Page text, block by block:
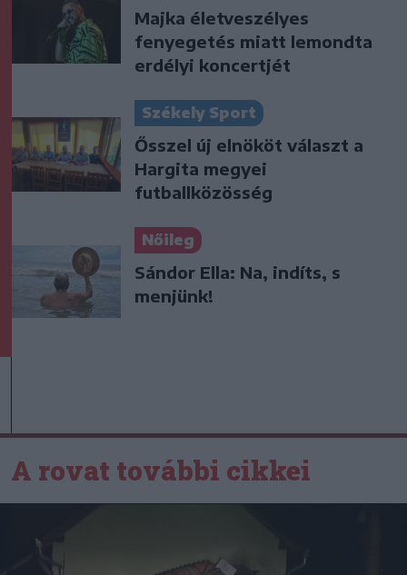
Majka életveszélyes
fenyegetés miatt lemondta
erdélyi koncertjét
Székely Sport
Ősszel új elnököt választ a
Hargita megyei
futballközösség
Nőileg
Sándor Ella: Na, indíts, s
menjünk!
A rovat további cikkei